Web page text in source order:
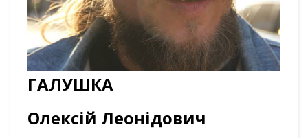
ГАЛУШКА
Олексій Леонідович